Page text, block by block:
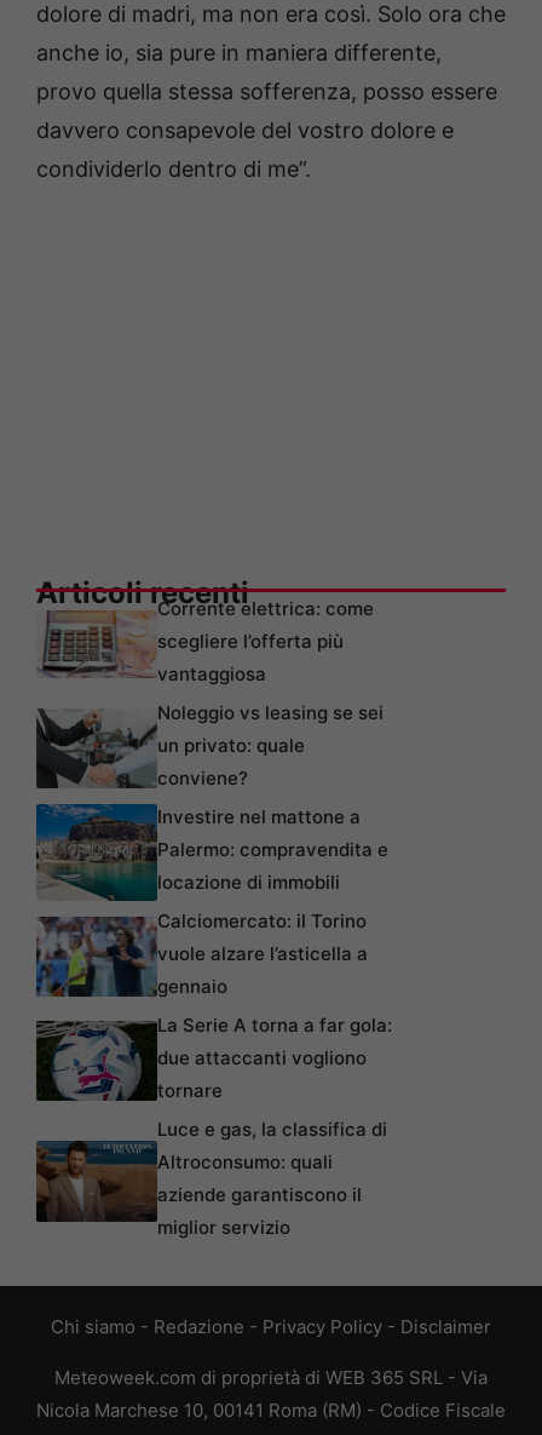
dolore di madri, ma non era così. Solo ora che
anche io, sia pure in maniera differente,
provo quella stessa sofferenza, posso essere
davvero consapevole del vostro dolore e
condividerlo dentro di me”.
Articoli recentiCorrente elettrica: come
scegliere l’offerta più
vantaggiosa
Noleggio vs leasing se sei
un privato: quale
conviene?
Investire nel mattone a
Palermo: compravendita e
locazione di immobili
Calciomercato: il Torino
vuole alzare l’asticella a
gennaio
La Serie A torna a far gola:
due attaccanti vogliono
tornare
Luce e gas, la classifica di
Altroconsumo: quali
aziende garantiscono il
miglior servizio
Chi siamo - Redazione - Privacy Policy - Disclaimer
Meteoweek.com di proprietà di WEB 365 SRL - Via
Nicola Marchese 10, 00141 Roma (RM) - Codice Fiscale